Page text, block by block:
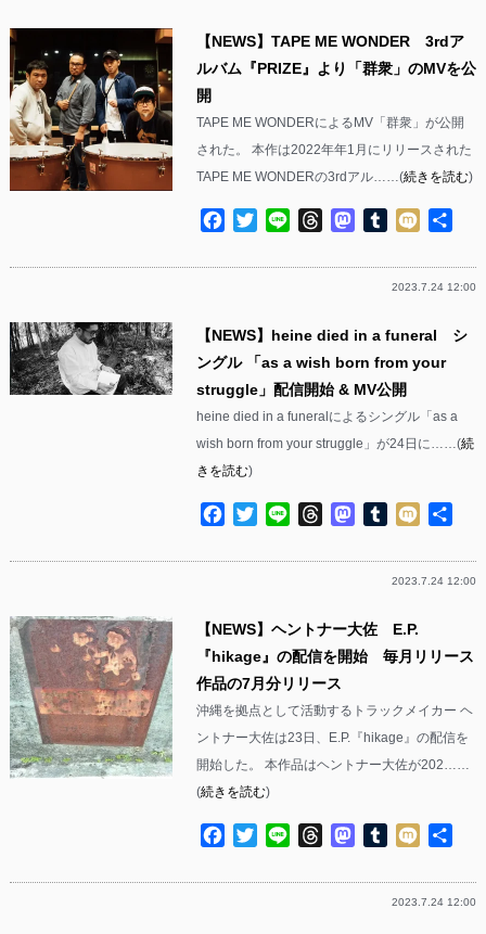
【NEWS】TAPE ME WONDER 3rdア
ルバム『PRIZE』より「群衆」のMVを公
開
TAPE ME WONDERによるMV「群衆」が公開
された。 本作は2022年年1月にリリースされた
TAPE ME WONDERの3rdアル……(続きを読む)
Facebook
TwitterLine ThreadsMastodon
Tumblr
Mixi
2023.7.24 12:00
【NEWS】heine died in a funeral シ
ングル 「as a wish born from your
struggle」配信開始 & MV公開
heine died in a funeralによるシングル「as a
wish born from your struggle」が24日に……(続
きを読む)
Facebook
TwitterLine ThreadsMastodon
Tumblr
Mixi
2023.7.24 12:00
【NEWS】ヘントナー大佐 E.P.
『hikage』の配信を開始 毎月リリース
作品の7月分リリース
沖縄を拠点として活動するトラックメイカー ヘ
ントナー大佐は23日、E.P.『hikage』の配信を
開始した。 本作品はヘントナー大佐が202……
(続きを読む)
Facebook
TwitterLine ThreadsMastodon
Tumblr
Mixi
2023.7.24 12:00